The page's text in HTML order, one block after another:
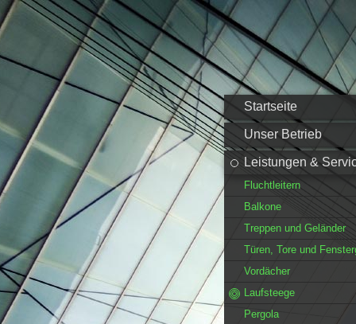
Startseite
Unser Betrieb
Leistungen &
Fluchtleitern
Balkone
Treppen und Geländer
Türen, Tore und
Vordächer
Laufsteege
Pergola